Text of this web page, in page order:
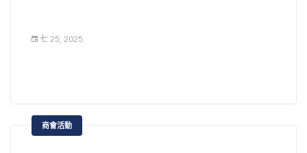
七 25, 2025
商會活動